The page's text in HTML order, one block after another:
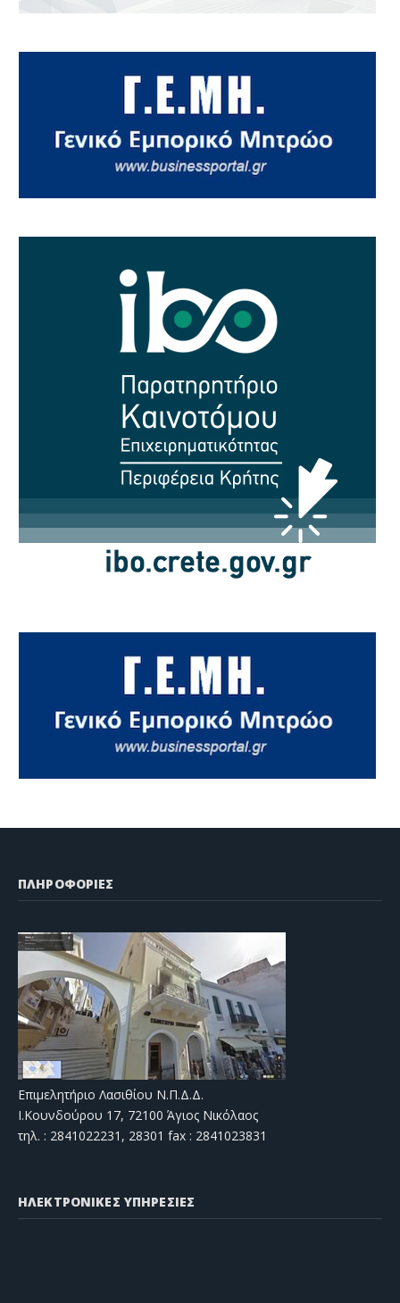
ΠΛΗΡΟΦΟΡΙΕΣ
Επιμελητήριο Λασιθίου Ν.Π.Δ.Δ.
Ι.Κουνδούρου 17, 72100 Άγιος Νικόλαος
τηλ. : 2841022231, 28301 fax : 2841023831
ΗΛΕΚΤΡΟΝΙΚΕΣ ΥΠΗΡΕΣΙΕΣ